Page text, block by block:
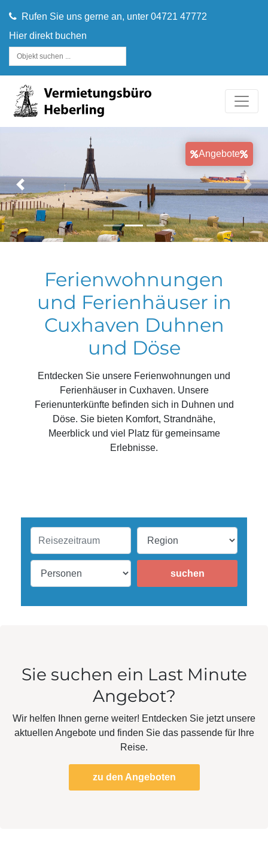
Rufen Sie uns gerne an, unter 04721 47772
Hier direkt buchen
Angebote
Ferienwohnungen
und Ferienhäuser in
Cuxhaven Duhnen
und Döse
Entdecken Sie unsere Ferienwohnungen und
Ferienhäuser in Cuxhaven. Unsere
Ferienunterkünfte befinden sich in Duhnen und
Döse. Sie bieten Komfort, Strandnähe,
Meerblick und viel Platz für gemeinsame
Erlebnisse.
suchen
Sie suchen ein Last Minute
Angebot?
Wir helfen Ihnen gerne weiter! Entdecken Sie jetzt unsere
aktuellen Angebote und finden Sie das passende für Ihre
Reise.
zu den Angeboten